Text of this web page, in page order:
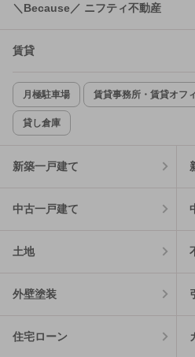
＼Because／ ニフティ不動産
賃貸
月極駐車場 賃貸事務所・賃貸オフ
貸し倉庫
新築一戸建て
中古一戸建て
土地
外壁塗装
住宅ローン